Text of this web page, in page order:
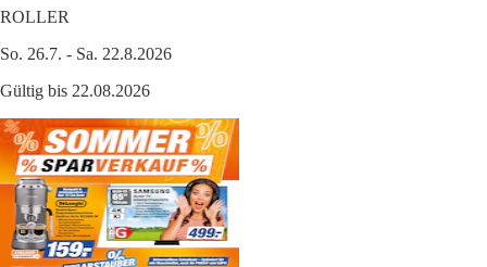
ROLLER
So. 26.7. - Sa. 22.8.2026
Gültig bis 22.08.2026